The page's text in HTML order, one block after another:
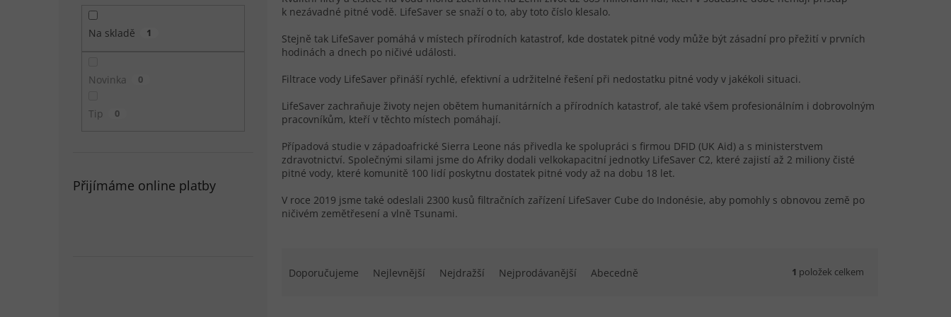
Na skladě 1
Novinka 0
Tip 0
Přijímáme online platby
k nezávadné pitné vodě. LifeSaver se snaží o to, aby toto číslo klesalo.
Stejně tak LifeSaver pomáhá v místech přírodních katastrof, kde dostatek pitné vody může být zásadní pro přežití v prvních
hodinách a dnech po ničivé události.
Filtrace vody LifeSaver přináší rychlé, efektivní a udržitelné řešení při nedostatku pitné vody v jakékoli situaci.
LifeSaver zachraňuje životy nejen obětem humanitárních a přírodních katastrof, ale také všem profesionálním i dobrovolným
pracovníkům, kteří v těchto místech pomáhají.
Případová studie v západoafrické Sierra Leone nás přivedla ke spolupráci s firmou DFID (UK Aid) a s ministerstvem
zdravotnictví. Společnými silami jsme do Afriky dodali velkokapacitní jednotky LifeSaver C2, které zajistí až 2 miliony čisté
pitné vody, které komunitě 100 lidí poskytnu dostatek pitné vody až na dobu 18 let.
V roce 2019 jsme také odeslali 2300 kusů filtračních zařízení LifeSaver Cube do Indonésie, aby pomohly s obnovou země po
ničivém zemětřesení a vlně Tsunami.
Doporučujeme Nejlevnější Nejdražší Nejprodávanější Abecedně 1 položek celkem